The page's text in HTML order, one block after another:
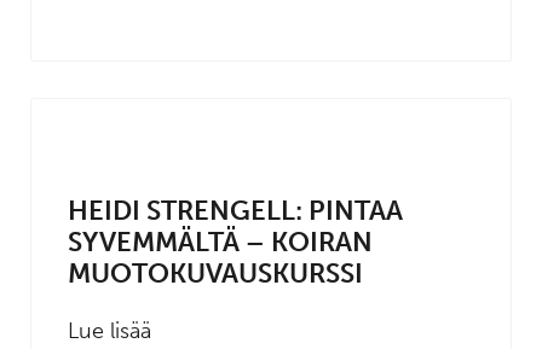
HEIDI STRENGELL: PINTAA
SYVEMMÄLTÄ – KOIRAN
MUOTOKUVAUSKURSSI
Lue lisää